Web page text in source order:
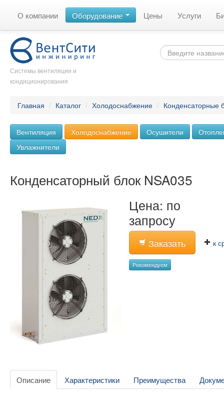
О компании Оборудование Цены Услуги
Системы вентиляции и
кондиционирования
Главная / Каталог / Холодоснабжение / Конденсаторные
Вентиляция Холодоснабжение Осушители
Увлажнители
Конденсаторный блок NSA035
Цена: по
запросу
Заказать к
Рекомендуем
Описание Характеристики Преимущества